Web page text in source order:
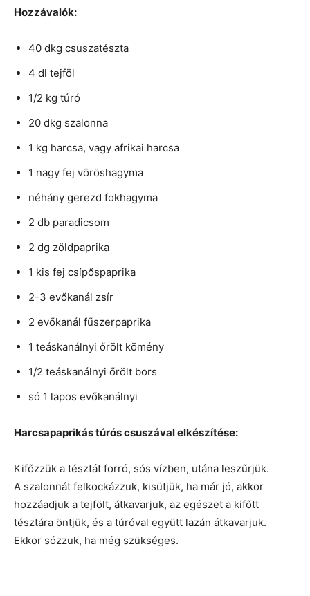
Hozzávalók:
40 dkg csuszatészta
4 dl tejföl
1/2 kg túró
20 dkg szalonna
1 kg harcsa, vagy afrikai harcsa
1 nagy fej vöröshagyma
néhány gerezd fokhagyma
2 db paradicsom
2 dg zöldpaprika
1 kis fej csípőspaprika
2-3 evőkanál zsír
2 evőkanál fűszerpaprika
1 teáskanálnyi őrölt kömény
1/2 teáskanálnyi őrölt bors
só 1 lapos evőkanálnyi
Harcsapaprikás túrós csuszával elkészítése:
Kifőzzük a tésztát forró, sós vízben, utána leszűrjük.
A szalonnát felkockázzuk, kisütjük, ha már jó, akkor
hozzáadjuk a tejfölt, átkavarjuk, az egészet a kifőtt
tésztára öntjük, és a túróval együtt lazán átkavarjuk.
Ekkor sózzuk, ha még szükséges.